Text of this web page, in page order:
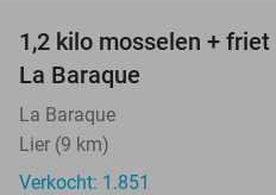
1,2 kilo mosselen +
La Baraque
La Baraque
Lier (9 km)
Verkocht: 1.851